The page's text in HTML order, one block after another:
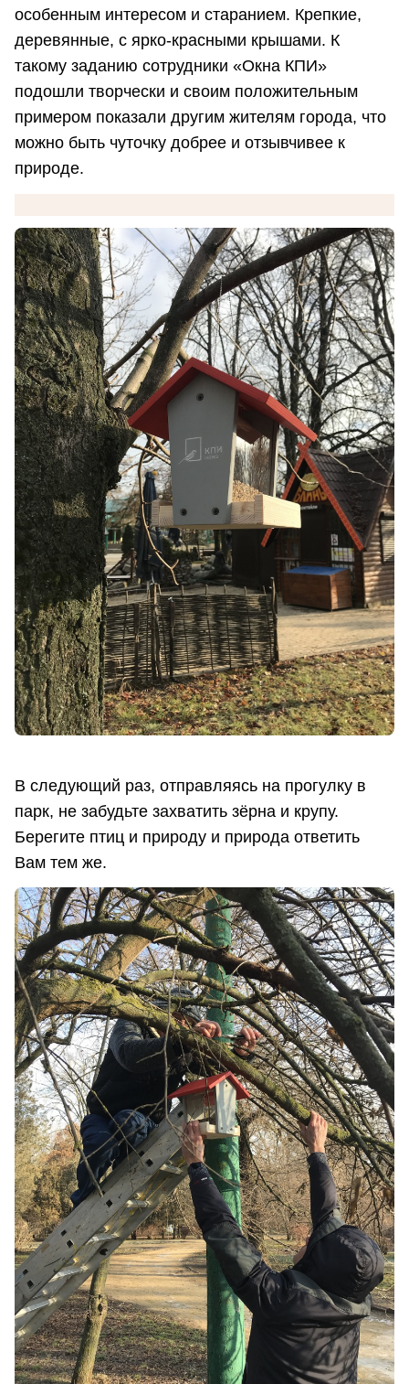
особенным интересом и старанием. Крепкие,
деревянные, с ярко-красными крышами. К
такому заданию сотрудники «Окна КПИ»
подошли творчески и своим положительным
примером показали другим жителям города, что
можно быть чуточку добрее и отзывчивее к
природе.
В следующий раз, отправляясь на прогулку в
парк, не забудьте захватить зёрна и крупу.
Берегите птиц и природу и природа ответить
Вам тем же.